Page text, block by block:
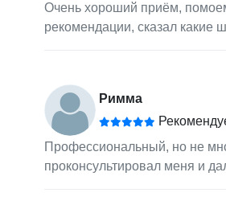
Очень хороший приём,
рекомендации, сказал какие
Римма
Профессиональный, но не
проконсультировал меня и